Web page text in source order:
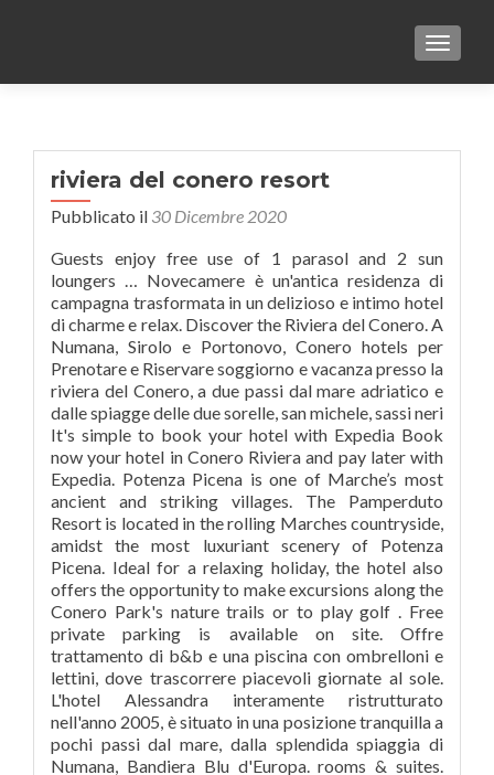
riviera del conero resort
Pubblicato il 30 Dicembre 2020
Guests enjoy free use of 1 parasol and 2 sun
loungers … Novecamere è un'antica residenza di
campagna trasformata in un delizioso e intimo hotel
di charme e relax. Discover the Riviera del Conero. A
Numana, Sirolo e Portonovo, Conero hotels per
Prenotare e Riservare soggiorno e vacanza presso la
riviera del Conero, a due passi dal mare adriatico e
dalle spiagge delle due sorelle, san michele, sassi neri
It's simple to book your hotel with Expedia Book
now your hotel in Conero Riviera and pay later with
Expedia. Potenza Picena is one of Marche’s most
ancient and striking villages. The Pamperduto
Resort is located in the rolling Marches countryside,
amidst the most luxuriant scenery of Potenza
Picena. Ideal for a relaxing holiday, the hotel also
offers the opportunity to make excursions along the
Conero Park's nature trails or to play golf . Free
private parking is available on site. Offre
trattamento di b&b e una piscina con ombrelloni e
lettini, dove trascorrere piacevoli giornate al sole.
L'hotel Alessandra interamente ristrutturato
nell'anno 2005, è situato in una posizione tranquilla a
pochi passi dal mare, dalla splendida spiaggia di
Numana, Bandiera Blu d'Europa. rooms & suites.